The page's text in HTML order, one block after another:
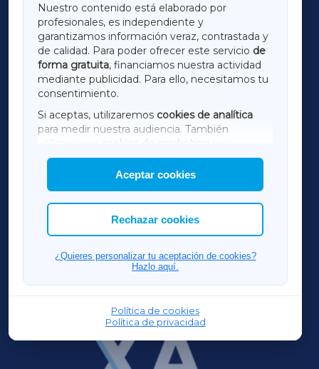
Nuestro contenido está elaborado por
profesionales, es independiente y
garantizamos información veraz, contrastada y
de calidad. Para poder ofrecer este servicio de
forma gratuita, financiamos nuestra actividad
mediante publicidad. Para ello, necesitamos tu
consentimiento.
Si aceptas, utilizaremos cookies de analítica
para medir nuestra audiencia. También
utilizaremos
cookies de marketing
mostrar publicidad de terceros.
Asimismo, puedes personalizar la elección de
las cookies que deseas permitir.
Aceptar cookies
Rechazar cookies
¿Quieres personalizar tu aceptación de cookies?
Hazlo aquí.
Política de cookies
Política de privacidad
LUGOXA
TERRACHAXA
AMARIÑAXA
RIBEIRASACRAXA
ACORUÑAXA
FERROLXA
OURENSEXA